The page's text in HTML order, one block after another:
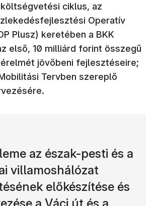
ciklus, az
Operatív
Plusz) keretében a BKK
első, 10 milliárd forint összegű
jövőbeni fejlesztéseire;
Tervben szereplő
az észak-pesti és a
villamoshálózat
előkészítése és